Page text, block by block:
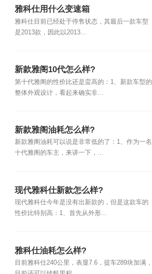
雅科仕用什么变速箱
雅科仕目前已经处于停售状态，其最后一款车型
是2013款，因此以2013...
新款雅阁10代怎么样?
第十代雅阁的性价比还是蛮高的：1、新款车型的
整体外观设计，看起来确实非...
新款雅阁油耗怎么样?
新款雅阁油耗可以说是非常低的了：1、作为一名
十代雅阁的车主，来讲一下，...
现代雅科仕新款怎么样?
现代雅科仕今年是没有出新款的，但是这款车的
性价比特别高：1、首先从外形...
雅科仕油耗怎么样?
目前雅科仕240公里，表显7.6，提车289块加满，